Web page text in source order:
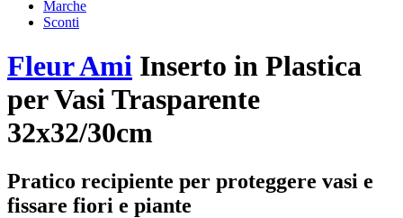
Marche
Sconti
Fleur Ami Inserto in Plastica
per Vasi Trasparente
32x32/30cm
Pratico recipiente per proteggere vasi e
fissare fiori e piante